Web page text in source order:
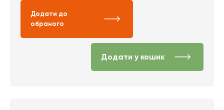
Додати до
обраного
Додати у кошик